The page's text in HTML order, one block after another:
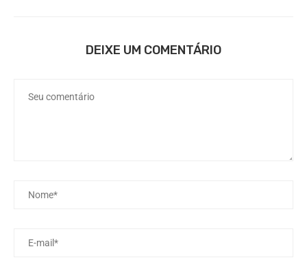
DEIXE UM COMENTÁRIO